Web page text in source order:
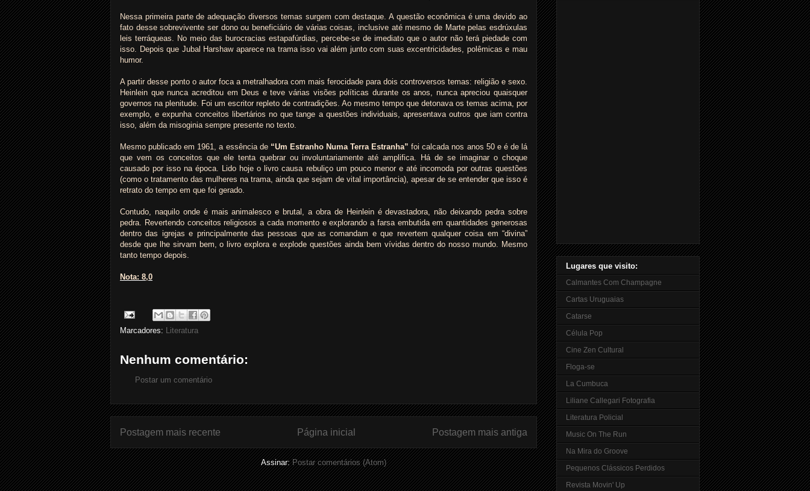
Nessa primeira parte de adequação diversos temas surgem com destaque. A questão econômica é uma devido ao
fato desse sobrevivente ser dono ou beneficiário de várias coisas, inclusive até mesmo de Marte pelas esdrúxulas
leis terráqueas. No meio das burocracias estapafúrdias, percebe-se de imediato que o autor não terá piedade com
isso. Depois que Jubal Harshaw aparece na trama isso vai além junto com suas excentricidades, polêmicas e mau
humor.
A partir desse ponto o autor foca a metralhadora com mais ferocidade para dois controversos temas: religião e sexo.
Heinlein que nunca acreditou em Deus e teve várias visões políticas durante os anos, nunca apreciou quaisquer
governos na plenitude. Foi um escritor repleto de contradições. Ao mesmo tempo que detonava os temas acima, por
exemplo, e expunha conceitos libertários no que tange a questões individuais, apresentava outros que iam contra
isso, além da misoginia sempre presente no texto.
Mesmo publicado em 1961, a essência de “Um Estranho Numa Terra Estranha” foi calcada nos anos 50 e é de lá
que vem os conceitos que ele tenta quebrar ou involuntariamente até amplifica. Há de se imaginar o choque
causado por isso na época. Lido hoje o livro causa rebuliço um pouco menor e até incomoda por outras questões
(como o tratamento das mulheres na trama, ainda que sejam de vital importância), apesar de se entender que isso é
retrato do tempo em que foi gerado.
Contudo, naquilo onde é mais animalesco e brutal, a obra de Heinlein é devastadora, não deixando pedra sobre
pedra. Revertendo conceitos religiosos a cada momento e explorando a farsa embutida em quantidades generosas
dentro das igrejas e principalmente das pessoas que as comandam e que revertem qualquer coisa em “divina”
desde que lhe sirvam bem, o livro explora e explode questões ainda bem vívidas dentro do nosso mundo. Mesmo
tanto tempo depois.
Nota: 8,0
Marcadores: Literatura
Nenhum comentário:
Postar um comentário
Postagem mais recente Postagem mais antiga
Página inicial
Assinar:Postar comentários (Atom)
Lugares que visito:
Calmantes Com Champagne
Cartas Uruguaias
Catarse
Célula Pop
Cine Zen Cultural
Floga-se
La Cumbuca
Liliane Callegari Fotografia
Literatura Policial
Music On The Run
Na Mira do Groove
Pequenos Clássicos Perdidos
Revista Movin' Up